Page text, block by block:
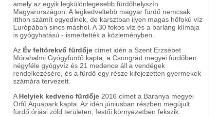
amely az egyik legkülönlegesebb fürdőhelyszín
Magyarországon. A legkedveltebb magyar fürdő nemcsak
itthon számít egyedinek, de karsztban ilyen magas hőfokú víz
Európában sincs máshol. A 30 fokos víz és a barlang klímája
is gyógyhatású - ismertették a közleményben.
Az Év feltörekvő fürdője címet idén a Szent Erzsébet
Mórahalmi Gyógyfürdő kapta, a Csongrád megyei fürdőben
négyféle gyógyvíz és 21 medence áll a vendégek
rendelkezésére, és a fürdő egy része kifejezetten gyermekek
számára tervezett.
A Helyiek kedvenc fürdője 2016 címet a Baranya megyei
Orfű Aquapark kapta. Az idén júniusban részben megújult
fürdő óriási zöld területen, festői környezetben fekszik.